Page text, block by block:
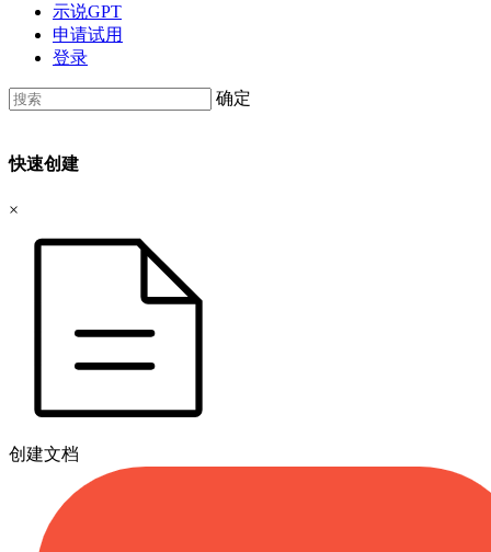
示说GPT
申请试用
登录
确定
快速创建
×
创建文档